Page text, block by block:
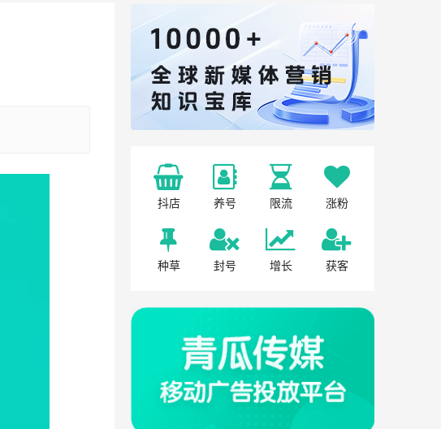
抖店 养号 限流 涨粉
种草 封号 增长 获客